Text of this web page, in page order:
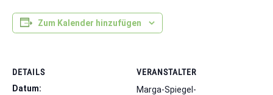
Zum Kalender hinzufügen
DETAILS
Datum:
VERANSTALTER
Marga-Spiegel-